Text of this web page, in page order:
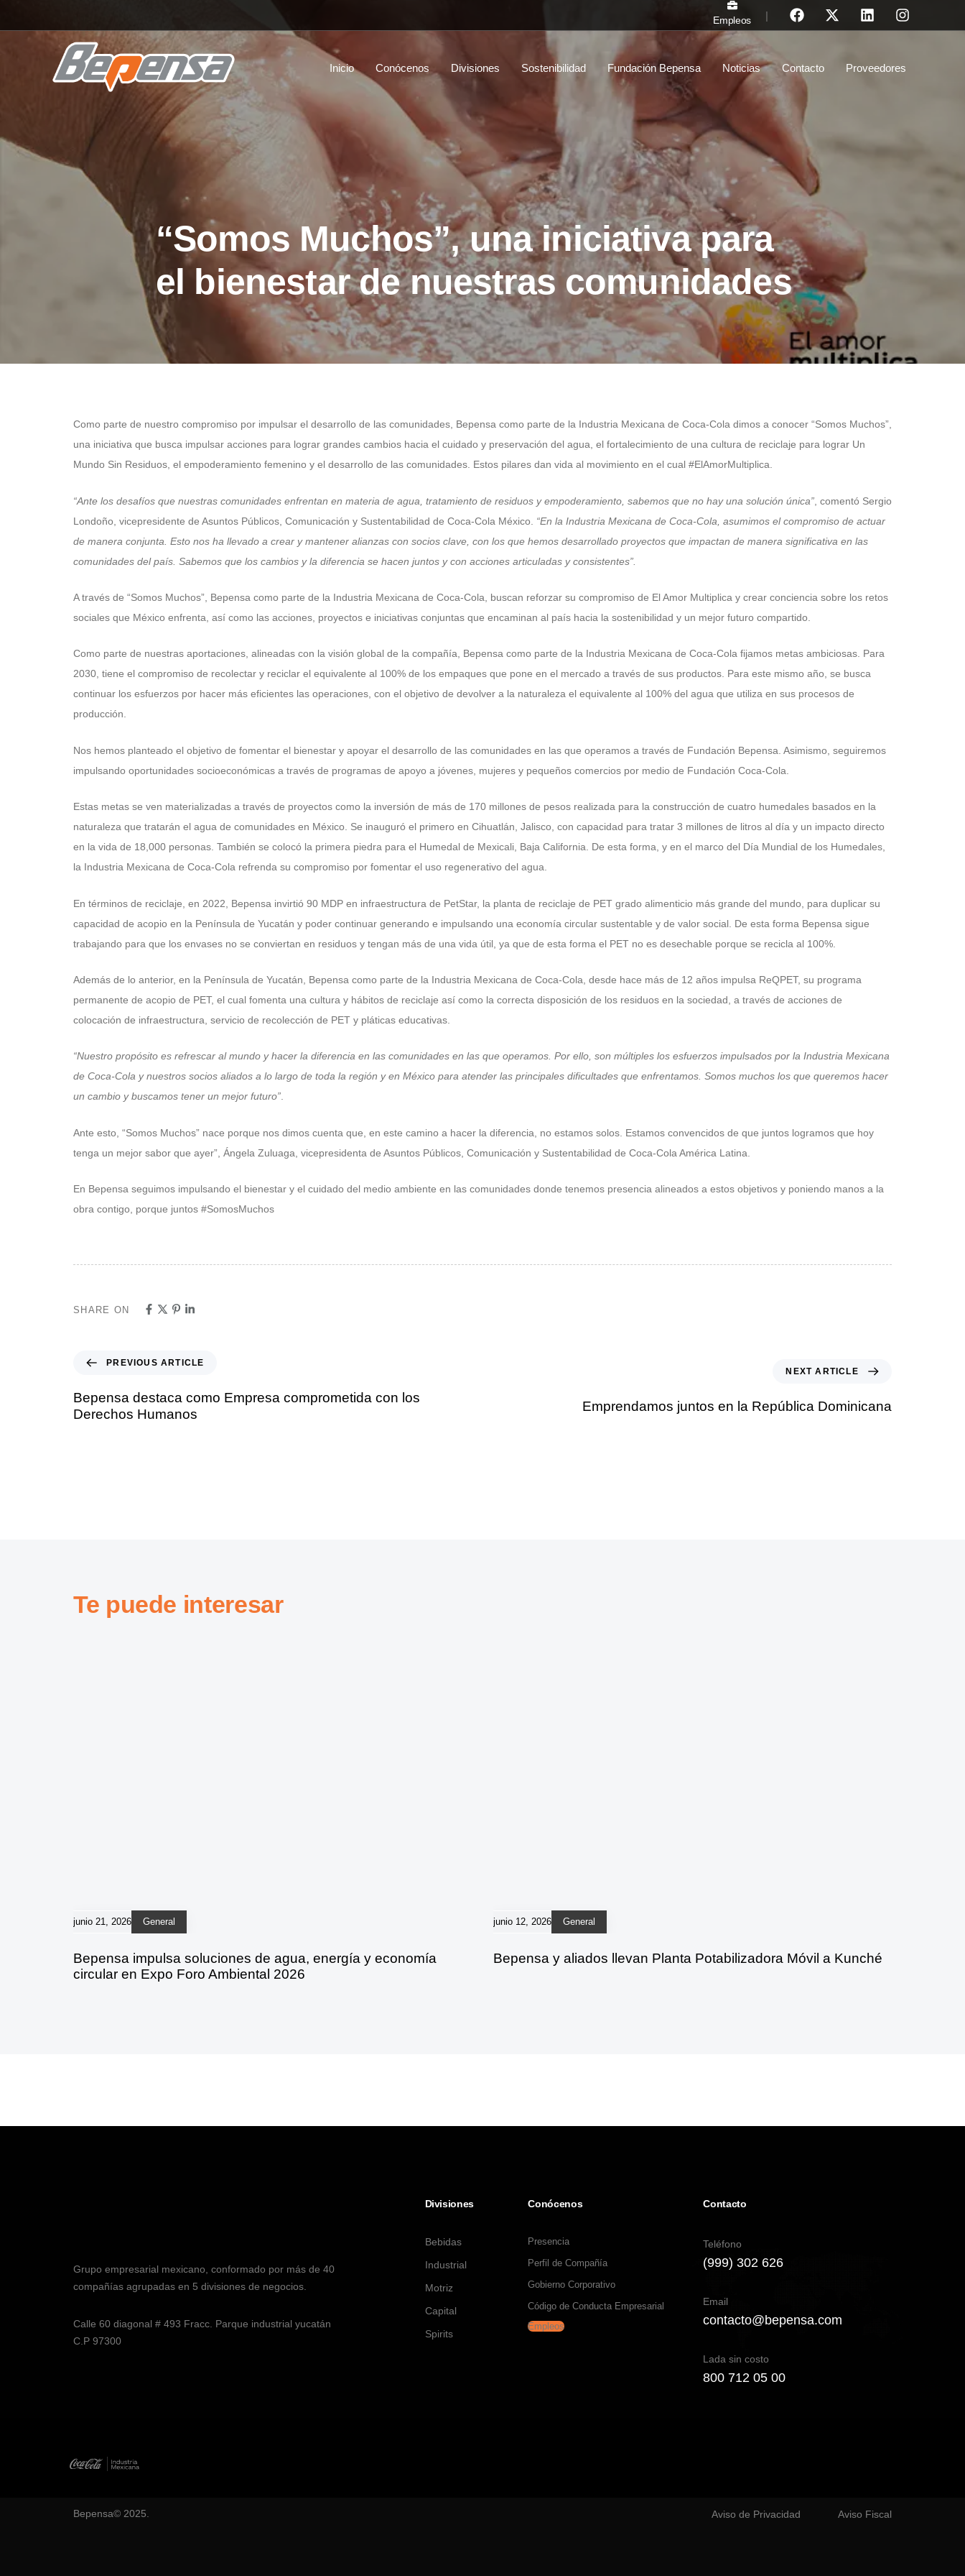
Empleos |
Inicio Conócenos Divisiones Sostenibilidad Fundación Bepensa Noticias Contacto Proveedores
“Somos Muchos”, una iniciativa para
el bienestar de nuestras comunidades
Como parte de nuestro compromiso por impulsar el desarrollo de las comunidades, Bepensa como parte de la Industria Mexicana de Coca-Cola dimos a conocer “Somos Muchos”,
una iniciativa que busca impulsar acciones para lograr grandes cambios hacia el cuidado y preservación del agua, el fortalecimiento de una cultura de reciclaje para lograr Un
Mundo Sin Residuos, el empoderamiento femenino y el desarrollo de las comunidades. Estos pilares dan vida al movimiento en el cual #ElAmorMultiplica.
“Ante los desafíos que nuestras comunidades enfrentan en materia de agua, tratamiento de residuos y empoderamiento, sabemos que no hay una solución única” , comentó Sergio
Londoño, vicepresidente de Asuntos Públicos, Comunicación y Sustentabilidad de Coca-Cola México. “En la Industria Mexicana de Coca-Cola, asumimos el compromiso de actuar
de manera conjunta. Esto nos ha llevado a crear y mantener alianzas con socios clave, con los que hemos desarrollado proyectos que impactan de manera significativa en las
comunidades del país. Sabemos que los cambios y la diferencia se hacen juntos y con acciones articuladas y consistentes”.
A través de “Somos Muchos”, Bepensa como parte de la Industria Mexicana de Coca-Cola, buscan reforzar su compromiso de El Amor Multiplica y crear conciencia sobre los retos
sociales que México enfrenta, así como las acciones, proyectos e iniciativas conjuntas que encaminan al país hacia la sostenibilidad y un mejor futuro compartido.
Como parte de nuestras aportaciones, alineadas con la visión global de la compañía, Bepensa como parte de la Industria Mexicana de Coca-Cola fijamos metas ambiciosas. Para
2030, tiene el compromiso de recolectar y reciclar el equivalente al 100% de los empaques que pone en el mercado a través de sus productos. Para este mismo año, se busca
continuar los esfuerzos por hacer más eficientes las operaciones, con el objetivo de devolver a la naturaleza el equivalente al 100% del agua que utiliza en sus procesos de
producción.
Nos hemos planteado el objetivo de fomentar el bienestar y apoyar el desarrollo de las comunidades en las que operamos a través de Fundación Bepensa. Asimismo, seguiremos
impulsando oportunidades socioeconómicas a través de programas de apoyo a jóvenes, mujeres y pequeños comercios por medio de Fundación Coca-Cola.
Estas metas se ven materializadas a través de proyectos como la inversión de más de 170 millones de pesos realizada para la construcción de cuatro humedales basados en la
naturaleza que tratarán el agua de comunidades en México. Se inauguró el primero en Cihuatlán, Jalisco, con capacidad para tratar 3 millones de litros al día y un impacto directo
en la vida de 18,000 personas. También se colocó la primera piedra para el Humedal de Mexicali, Baja California. De esta forma, y en el marco del Día Mundial de los Humedales,
la Industria Mexicana de Coca-Cola refrenda su compromiso por fomentar el uso regenerativo del agua.
En términos de reciclaje, en 2022, Bepensa invirtió 90 MDP en infraestructura de PetStar, la planta de reciclaje de PET grado alimenticio más grande del mundo, para duplicar su
capacidad de acopio en la Península de Yucatán y poder continuar generando e impulsando una economía circular sustentable y de valor social. De esta forma Bepensa sigue
trabajando para que los envases no se conviertan en residuos y tengan más de una vida útil, ya que de esta forma el PET no es desechable porque se recicla al 100%.
Además de lo anterior, en la Península de Yucatán, Bepensa como parte de la Industria Mexicana de Coca-Cola, desde hace más de 12 años impulsa ReQPET, su programa
permanente de acopio de PET, el cual fomenta una cultura y hábitos de reciclaje así como la correcta disposición de los residuos en la sociedad, a través de acciones de
colocación de infraestructura, servicio de recolección de PET y pláticas educativas.
“Nuestro propósito es refrescar al mundo y hacer la diferencia en las comunidades en las que operamos. Por ello, son múltiples los esfuerzos impulsados por la Industria Mexicana
de Coca-Cola y nuestros socios aliados a lo largo de toda la región y en México para atender las principales dificultades que enfrentamos. Somos muchos los que queremos hacer
un cambio y buscamos tener un mejor futuro”.
Ante esto, “Somos Muchos” nace porque nos dimos cuenta que, en este camino a hacer la diferencia, no estamos solos. Estamos convencidos de que juntos logramos que hoy
tenga un mejor sabor que ayer”, Ángela Zuluaga, vicepresidenta de Asuntos Públicos, Comunicación y Sustentabilidad de Coca-Cola América Latina.
En Bepensa seguimos impulsando el bienestar y el cuidado del medio ambiente en las comunidades donde tenemos presencia alineados a estos objetivos y poniendo manos a la
obra contigo, porque juntos #SomosMuchos
SHARE ON
PREVIOUS ARTICLE
Bepensa destaca como Empresa comprometida con los
Derechos Humanos
NEXT ARTICLE
Emprendamos juntos en la República Dominicana
Te puede interesar
junio 21, 2026 General
Bepensa impulsa soluciones de agua, energía y economía
circular en Expo Foro Ambiental 2026
junio 12, 2026 General
Bepensa y aliados llevan Planta Potabilizadora Móvil a Kunché
Grupo empresarial mexicano, conformado por más de 40
compañías agrupadas en 5 divisiones de negocios.
Calle 60 diagonal # 493 Fracc. Parque industrial yucatán
C.P 97300
Divisiones
Bebidas
Industrial
Motriz
Capital
Spirits
Conócenos
Presencia
Perfil de Compañía
Gobierno Corporativo
Código de Conducta Empresarial
Empleos
Contacto
Teléfono
(999) 302 626
Email
contacto@bepensa.com
Lada sin costo
800 712 05 00
Bepensa© 2025. Aviso de Privacidad Aviso Fiscal